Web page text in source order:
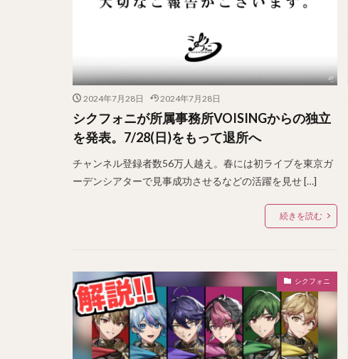
2024年7月28日 2024年7月28日
シクフォニが所属事務所VOISINGからの独立
を発表。7/28(日)をもって退所へ
チャンネル登録者数56万人越え。春には初ライブを東京ガ
ーデンシアターで見事成功させるなどの活躍を見せ […]
続きを読む
シクフォニ